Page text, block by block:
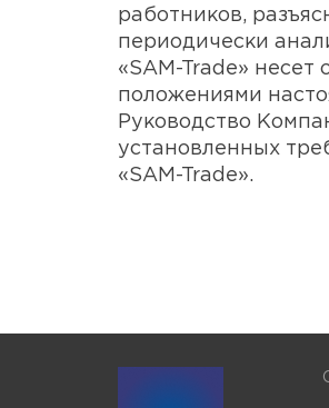
работников,
периодически
«SAM-Trade» несет
положениями
Руководство
установленных
«SAM-Trade».